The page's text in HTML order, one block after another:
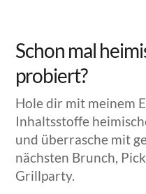
Schon mal
probiert?
Hole dir mit meinem
Inhaltsstoffe
und überrasche mit
nächsten Brunch,
Grillparty.